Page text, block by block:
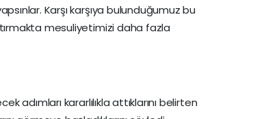
Karşı karşıya bulunduğumuz bu
mesuliyetimizi daha fazla
adımları kararlılıkla attıklarını belirten